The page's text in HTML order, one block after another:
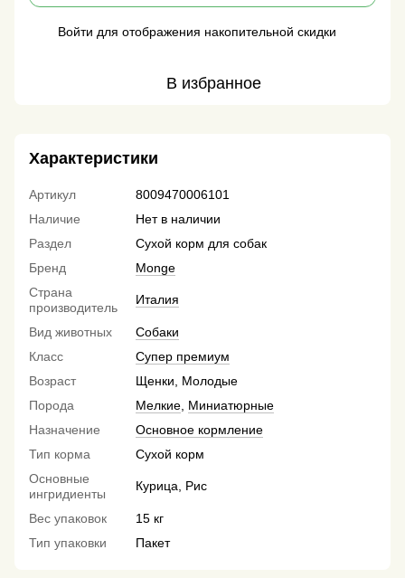
Войти для отображения накопительной скидки
В избранное
Характеристики
Артикул
8009470006101
Наличие
Нет в наличии
Раздел
Сухой корм для собак
Бренд
Monge
Страна
производитель
Италия
Вид животных
Собаки
Класс
Супер премиум
Возраст
Щенки, Молодые
Порода
Мелкие Миниатюрные
Назначение
Основное кормление
Тип корма
Сухой корм
Основные
ингридиенты
Курица, Рис
Вес упаковок
15 кг
Тип упаковки
Пакет